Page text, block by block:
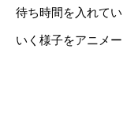
待ち時間を入れて
いく様子をアニメ